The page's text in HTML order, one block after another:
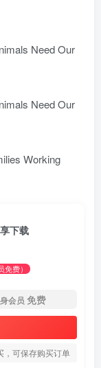
Need Our
Need Our
Working
下载
费）
会员 免费
，可保存购买订单